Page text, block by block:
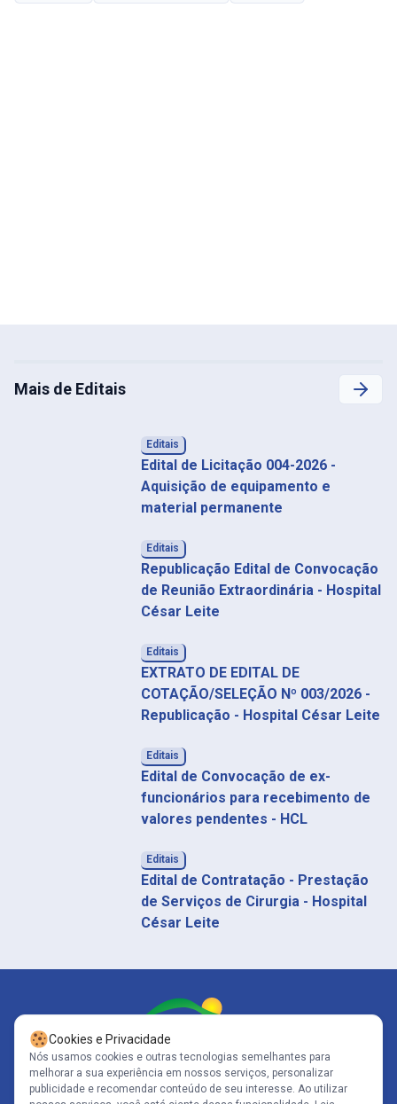
Mais de Editais
Editais
Edital de Licitação 004-2026 -
Aquisição de equipamento e
material permanente
Editais
Republicação Edital de Convocação
de Reunião Extraordinária - Hospital
César Leite
Editais
EXTRATO DE EDITAL DE
COTAÇÃO/SELEÇÃO Nº 003/2026 -
Republicação - Hospital César Leite
Editais
Edital de Convocação de ex-
funcionários para recebimento de
valores pendentes - HCL
Editais
Edital de Contratação - Prestação
de Serviços de Cirurgia - Hospital
César Leite
Siga-nos
Cookies e Privacidade
Nós usamos cookies e outras tecnologias semelhantes para
melhorar a sua experiência em nossos serviços, personalizar
publicidade e recomendar conteúdo de seu interesse. Ao utilizar